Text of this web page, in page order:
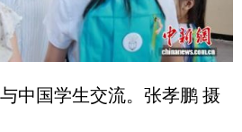
中国学生交流。张孝鹏 摄